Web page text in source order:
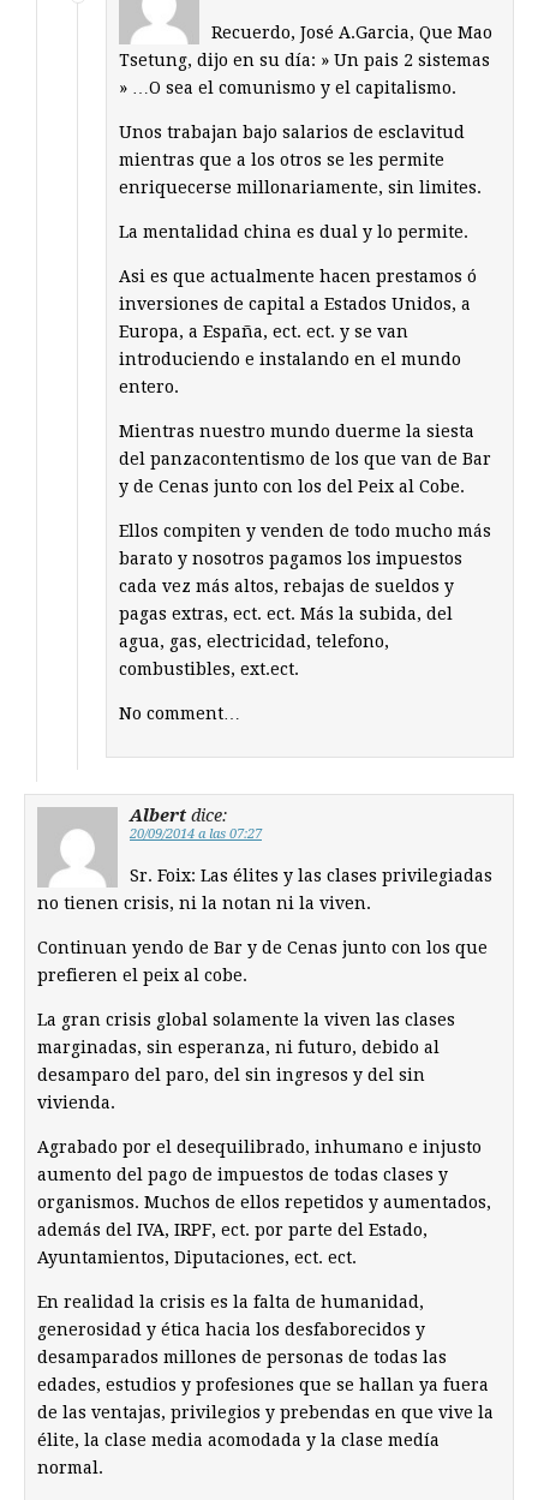
Recuerdo, José A.Garcia, Que Mao
Tsetung, dijo en su día: » Un pais 2 sistemas
» …O sea el comunismo y el capitalismo.
Unos trabajan bajo salarios de esclavitud
mientras que a los otros se les permite
enriquecerse millonariamente, sin limites.
La mentalidad china es dual y lo permite.
Asi es que actualmente hacen prestamos ó
inversiones de capital a Estados Unidos, a
Europa, a España, ect. ect. y se van
introduciendo e instalando en el mundo
entero.
Mientras nuestro mundo duerme la siesta
del panzacontentismo de los que van de Bar
y de Cenas junto con los del Peix al Cobe.
Ellos compiten y venden de todo mucho más
barato y nosotros pagamos los impuestos
cada vez más altos, rebajas de sueldos y
pagas extras, ect. ect. Más la subida, del
agua, gas, electricidad, telefono,
combustibles, ext.ect.
No comment…
Albert dice:
20/09/2014 a las 07:27
Sr. Foix: Las élites y las clases privilegiadas
no tienen crisis, ni la notan ni la viven.
Continuan yendo de Bar y de Cenas junto con los que
prefieren el peix al cobe.
La gran crisis global solamente la viven las clases
marginadas, sin esperanza, ni futuro, debido al
desamparo del paro, del sin ingresos y del sin
vivienda.
Agrabado por el desequilibrado, inhumano e injusto
aumento del pago de impuestos de todas clases y
organismos. Muchos de ellos repetidos y aumentados,
además del IVA, IRPF, ect. por parte del Estado,
Ayuntamientos, Diputaciones, ect. ect.
En realidad la crisis es la falta de humanidad,
generosidad y ética hacia los desfaborecidos y
desamparados millones de personas de todas las
edades, estudios y profesiones que se hallan ya fuera
de las ventajas, privilegios y prebendas en que vive la
élite, la clase media acomodada y la clase medía
normal.